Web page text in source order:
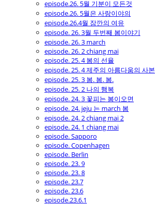
episode.26. 5월 기분이 모든것
episode.26. 5월은 사랑이야의
episode.26.4월 잠깐의 여유
episode. 26. 3월 두번째 봄이야기
episode. 26. 3 march
episode. 26. 2 chiang mai
episode. 25. 4 봄의 선율
episode. 25. 4 제주의 아름다움의 사본
episode. 25. 3 봄. 봄. 봄.
episode. 25. 2 나의 행복
episode. 24. 3 꽃피는 봄이오면
episode. 24. jeju 는 march 봄
episode. 24. 2 chiang mai 2
episode. 24. 1 chiang mai
episode. Sapporo
episode. Copenhagen
episode. Berlin
episode. 23. 9
episode. 23. 8
episode. 23.7
episode. 23.6
episode.23.6.1